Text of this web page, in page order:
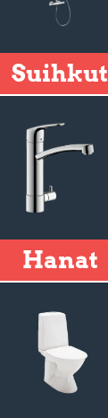
Suihkut
Hanat